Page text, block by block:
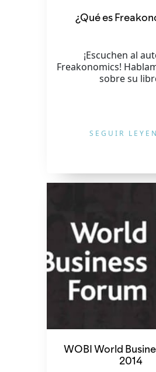
¿Qué es
¡Escuchen al
Freakonomics!
sobre su
SEGUIR
WOBI World
2014